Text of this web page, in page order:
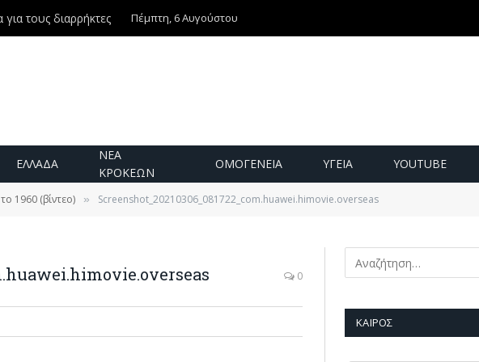
για τους διαρρήκτες Πέμπτη, 6 Αυγούστου
ΕΛΛΑΔΑ
ΝΕΑ
ΚΡΟΚΕΩΝ
ΟΜΟΓΕΝΕΙΑ ΥΓΕΙΑ YOUTUBE
1960 (βίντεο) » Screenshot_20210306_081722_com.huawei.himovie.overseas
0
ΚΑΙΡΌΣ